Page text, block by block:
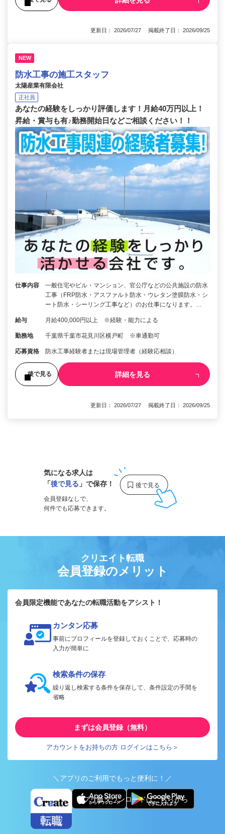
更新日： 2026/07/27 掲載終了日： 2026/09/25
NEW
防水工事の施工スタッフ
太陽産業有限会社
正社員
あなたの経験をしっかり評価します！月給40万円以上！
昇給・賞与も有♪勤務開始日などご相談ください！！
仕事内容
一般住宅やビル・マンション、官公庁などの公共施設の防水
工事（FRP防水・アスファルト防水・ウレタン塗膜防水・シ
ート防水・シーリング工事など）のお仕事になります。…
給与 月給400,000円以上 ※経験・能力による
勤務地 千葉県千葉市花見川区横戸町 ※車通勤可
応募資格 防水工事経験者または現場管理者（経験応相談）
後で見る 詳細を見る
更新日： 2026/07/27 掲載終了日： 2026/09/25
気になる求人は
「後で見る 」で保存！
会員登録なしで、
何件でも応募できます。
クリエイト転職
会員登録のメリット
会員限定機能であなたの転職活動をアシスト！
カンタン応募
事前にプロフィールを登録しておくことで、応募時の
入力が簡単に
検索条件の保存
繰り返し検索する条件を保存して、条件設定の手間を
省略
まずは会員登録（無料）
アカウントをお持ちの方 ログインはこちら＞
＼アプリのご利用でもっと便利に！／
アプリ版ダウンロードはこちらから